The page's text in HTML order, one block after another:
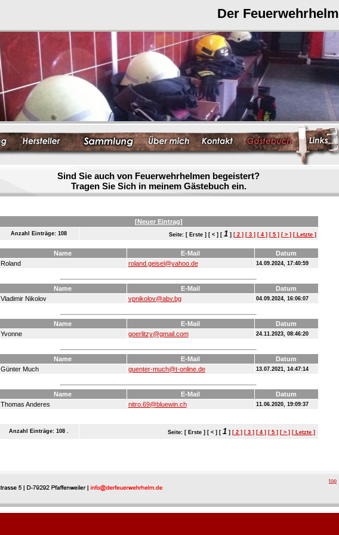
Der Feuerwehrhelm
Sind Sie auch von Feuerwehrhelmen begeistert?
Tragen Sie Sich in meinem Gästebuch ein.
[Neuer Eintrag]
Anzahl Einträge: 108 Seite: [ Erste ] [ < ] [ 1] [ 2 ] [ 3 ] [ 4 ] [ 5 ] [ > ] [ Letzte ]
Name E-Mail
Datum
Roland
roland.geisel@yahoo.de 14.09.2024, 17:40:59
Name E-Mail
Datum
Vladimir Nikolov
vpnikolov@abv.bg 04.09.2024, 16:06:07
Name E-Mail
Datum
Yvonne
goerlitzy@gmail.com 24.11.2023, 08:46:20
Name E-Mail
Datum
Günter Much
guenter-much@t-online.de 13.07.2021, 14:47:14
Name E-Mail
Datum
Thomas Anderes
nitro.69@bluewin.ch 11.06.2020, 19:09:37
Anzahl Einträge: 108 . Seite: [ Erste ] [ < ] [ 1] [ 2 ] [ 3 ] [ 4 ] [ 5 ] [ > ] [ Letzte ]
top